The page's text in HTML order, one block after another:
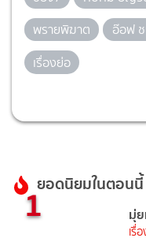
พรายพิฆาต
อ๊อฟ
เรื่องย่อ
ยอดนิยมในตอนนี้
1 มุ่
เรื่